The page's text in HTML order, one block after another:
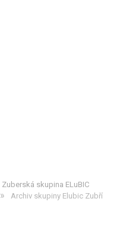
Zuberská skupina ELuBIC
»
Archiv skupiny Elubic Zubří